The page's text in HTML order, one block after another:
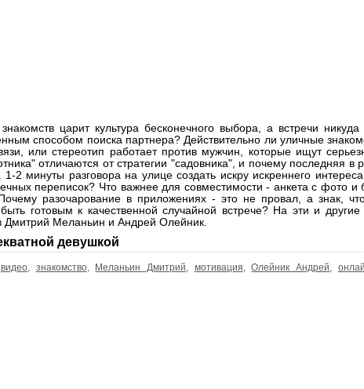
царит культура бесконечного выбора, а встречи
способом поиска партнера? Действительно ли уличные
или стереотип работает против мужчин, которые ищут
отличаются от стратегии "садовника", и почему последняя
1-2 минуты разговора на улице создать искру искреннего
переписок? Что важнее для совместимости - анкета с фото и
разочарование в приложениях - это не провал, а знак,
готовым к качественной случайной встрече? На эти и
Дмитрий Меланьин и Андрей Олейник.
девушкой
видео, знакомство, Меланьин Дмитрий, мотивация,Олейник Андрей,